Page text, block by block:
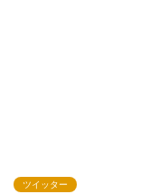
ツイッター